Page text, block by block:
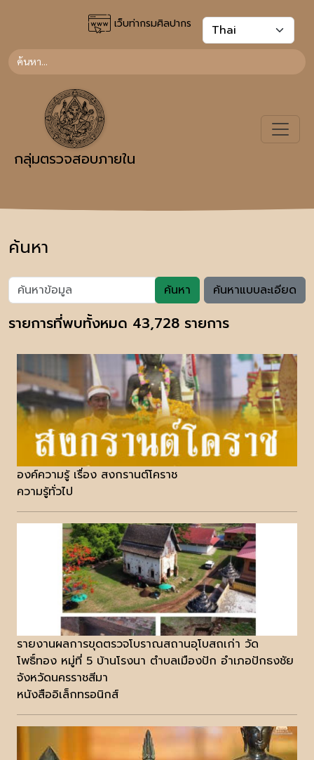
เว็บท่ากรมศิลปากร
กลุ่มตรวจสอบภายใน
ค้นหา
ค้นหา ค้นหาแบบละเอียด
รายการที่พบทั้งหมด 43,728 รายการ
องค์ความรู้ เรื่อง สงกรานต์โคราช
ความรู้ทั่วไป
รายงานผลการขุดตรวจโบราณสถานอุโบสถเก่า วัด
โพธิ์ทอง หมู่ที่ 5 บ้านโรงนา ตำบลเมืองปัก อำเภอปักธงชัย
จังหวัดนครราชสีมา
หนังสืออิเล็กทรอนิกส์